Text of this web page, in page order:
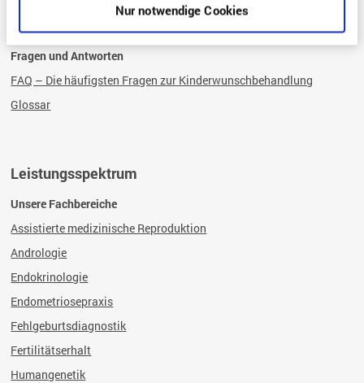
Nur notwendige Cookies
Wie ist die rechtliche Grundlagen?
Fragen und Antworten
FAQ – Die häufigsten Fragen zur Kinderwunschbehandlung
Glossar
Leistungsspektrum
Unsere Fachbereiche
Assistierte medizinische Reproduktion
Andrologie
Endokrinologie
Endometriosepraxis
Fehlgeburtsdiagnostik
Fertilitätserhalt
Humangenetik